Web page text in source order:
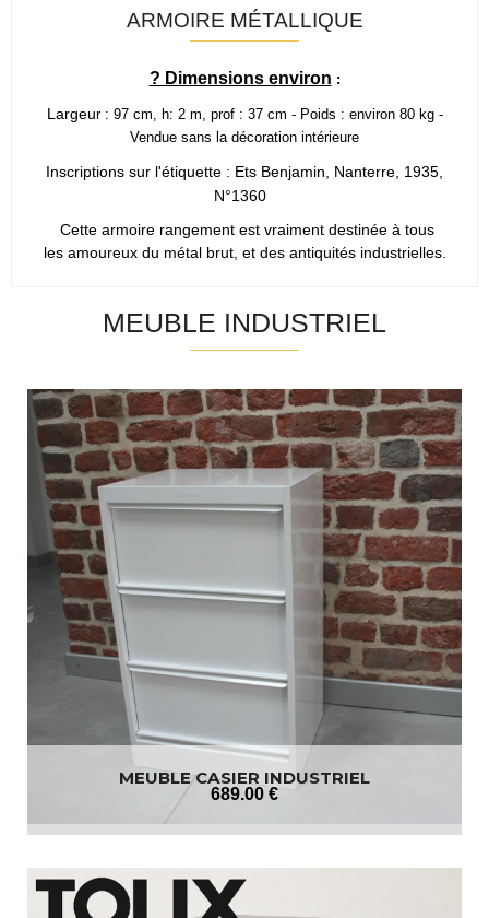
ARMOIRE MÉTALLIQUE
? Dimensions environ :
Largeur : 97 cm, h: 2 m, prof : 37 cm - Poids : environ 80 kg -
Vendue sans la décoration intérieure
Inscriptions sur l'étiquette : Ets Benjamin, Nanterre, 1935,
N°1360
Cette armoire rangement est vraiment destinée à tous
les amoureux du métal brut, et des antiquités industrielles.
MEUBLE INDUSTRIEL
MEUBLE CASIER INDUSTRIEL
689.00 €